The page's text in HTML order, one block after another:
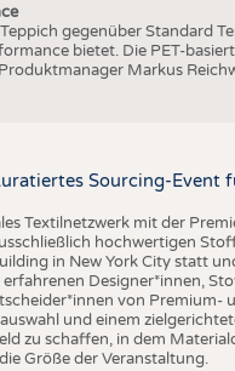
BEKLEIDUNG
TESTS
gegenüber Standard
bietet. Die PET-
Markus
Sourcing-Event
Textilnetzwerk mit der
hochwertigen
in New York City statt
Designer*innen,
von Premium-
und einem
zu schaffen, in dem
Größe der Veranstaltung.